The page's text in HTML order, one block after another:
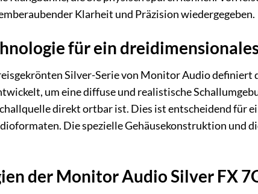
Klarheit und Präzision wiedergegeben.
für ein
Silver-Serie von Monitor Audio definiert
um eine diffuse und realistische
direkt ortbar ist. Dies ist entscheidend für
Die spezielle Gehäusekonstruktion und
der Monitor Audio Silver FX